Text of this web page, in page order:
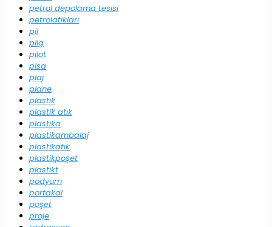
petrol depolama tesisi
petrolatıkları
pil
pilg
pilot
pisa
plaj
plane
plastik
plastik atık
plastika
plastikambalaj
plastikatık
plastikpoşet
plastikt
podyum
portakal
poşet
proje